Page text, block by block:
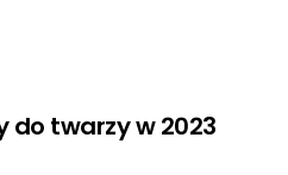
do twarzy w 2023